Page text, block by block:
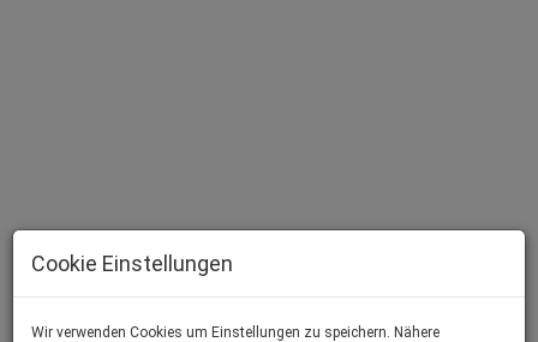
Cookie Einstellungen
Wir verwenden Cookies um Einstellungen zu speichern. Nähere